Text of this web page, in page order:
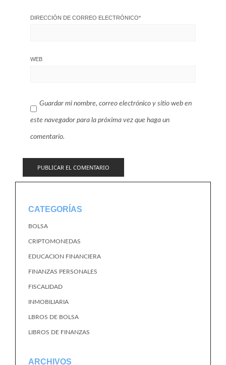
DIRECCIÓN DE CORREO ELECTRÓNICO*
WEB
Guardar mi nombre, correo electrónico y sitio web en
este navegador para la próxima vez que haga un
comentario.
CATEGORÍAS
BOLSA
CRIPTOMONEDAS
EDUCACION FINANCIERA
FINANZAS PERSONALES
FISCALIDAD
INMOBILIARIA
LBROS DE BOLSA
LIBROS DE FINANZAS
ARCHIVOS